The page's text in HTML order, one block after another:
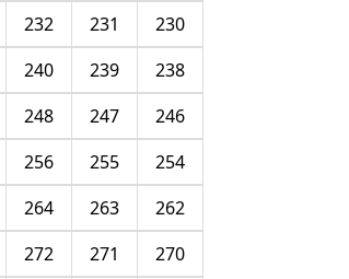
230
231
232
238
239
240
246
247
248
254
255
256
262
263
264
270
271
272